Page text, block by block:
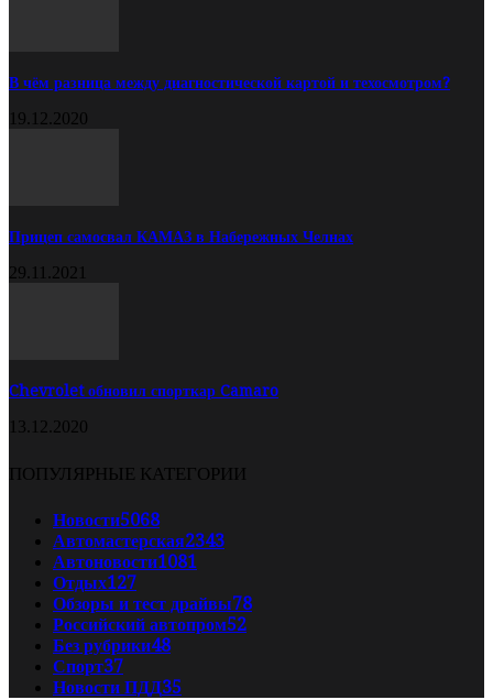
В чём разница между диагностической картой и техосмотром?
19.12.2020
Прицеп самосвал КАМАЗ в Набережных Челнах
29.11.2021
Chevrolet обновил спорткар Camaro
13.12.2020
ПОПУЛЯРНЫЕ КАТЕГОРИИ
Новости5068
Автомастерская2343
Автоновости1081
Отдых127
Обзоры и тест драйвы78
Российский автопром52
Без рубрики48
Спорт37
Новости ПДД35